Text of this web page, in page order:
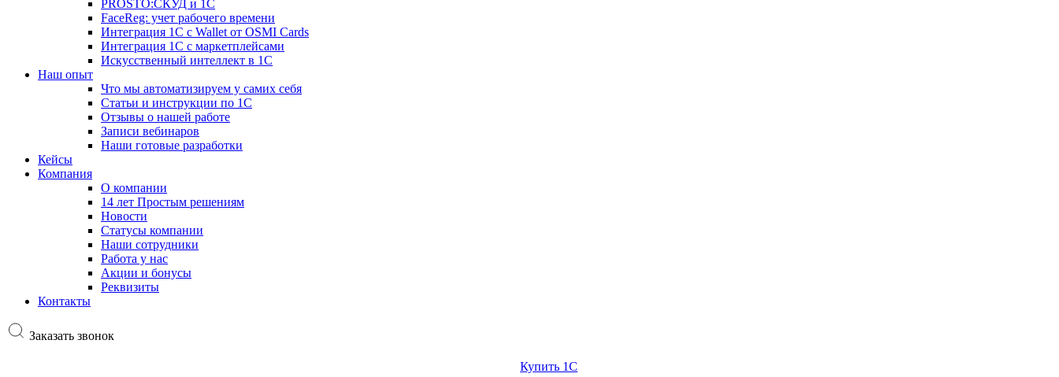
PROSTO:СКУД и 1С
FaceReg: учет рабочего времени
Интеграция 1С с Wallet от OSMI Cards
Интеграция 1С с маркетплейсами
Искусственный интеллект в 1С
Наш опыт
Что мы автоматизируем у самих себя
Статьи и инструкции по 1С
Отзывы о нашей работе
Записи вебинаров
Наши готовые разработки
Кейсы
Компания
О компании
14 лет Простым решениям
Новости
Статусы компании
Наши сотрудники
Работа у нас
Акции и бонусы
Реквизиты
Контакты
Заказать звонок
Купить 1С